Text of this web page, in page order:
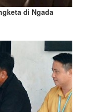
di Ngada